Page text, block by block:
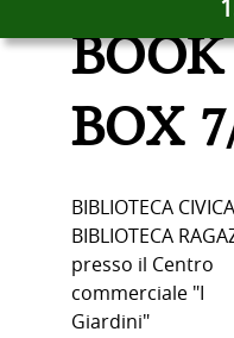
BOOK
BOX
BIBLIOTECA
BIBLIOTECA
presso il Centro
commerciale "I
Giardini"